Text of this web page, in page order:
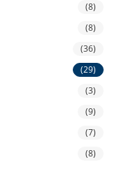
(8)
(8)
(36)
(29)
(3)
(9)
(7)
(8)